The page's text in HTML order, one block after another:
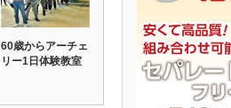
60歳からアーチェ
リー1日体験教室